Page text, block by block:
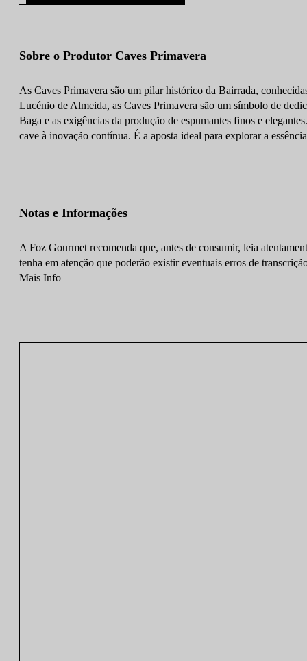
Sobre o Produtor Caves Primavera
As Caves Primavera são um pilar histórico da Bairrada,
Lucénio de Almeida, as Caves Primavera são um símbolo de
Baga e as exigências da produção de espumantes finos e
cave à inovação contínua. É a aposta ideal para explorar a
Notas e Informações
A Foz Gourmet recomenda que, antes de consumir, leia
tenha em atenção que poderão existir eventuais erros de
Mais Info